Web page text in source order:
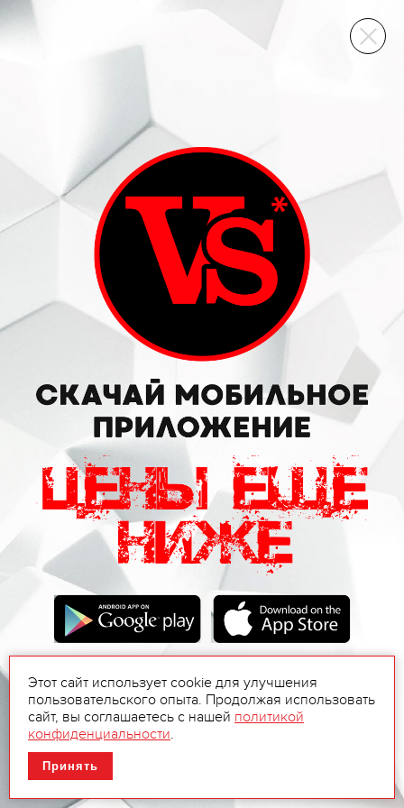
ВИННЫЙ СКЛАД
Этот сайт использует cookie для улучшения
пользовательского опыта. Продолжая использовать
сайт, вы соглашаетесь с нашей политикой
конфиденциальности.
Принять